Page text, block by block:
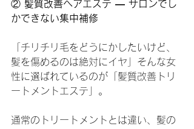
② 髪質改善ヘアエステ ― サロンでし
かできない集中補修
「チリチリ毛をどうにかしたいけど、
髪を傷めるのは絶対にイヤ」そんな女
性に選ばれているのが「髪質改善トリ
ートメントエステ」。
通常のトリートメントとは違い、髪の